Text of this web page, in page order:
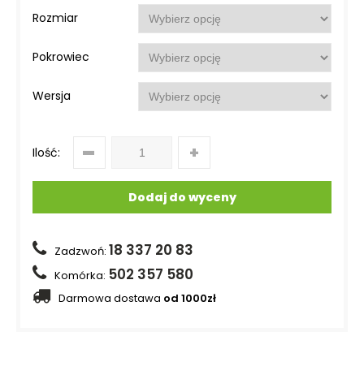
Rozmiar
Pokrowiec
Wersja
Ilość:
Dodaj do wyceny
Zadzwoń: 18 337 20 83
Komórka: 502 357 580
Darmowa dostawa od 1000zł